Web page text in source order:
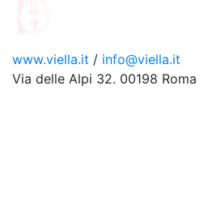
www.viella.it / info@viella.it
Via delle Alpi 32. 00198 Roma